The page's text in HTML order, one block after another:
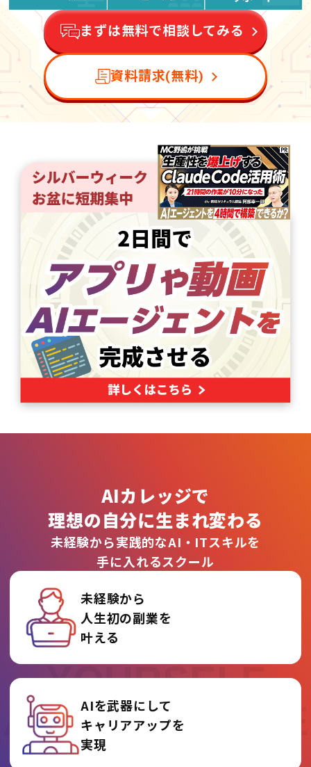
まずは無料で相談してみる
資料請求(無料)
REINVENT
YOURSELF
AT AI COLLEGE
AIカレッジで
理想の自分に生まれ変わる
未経験から実践的なAI・ITスキルを
手に入れるスクール
未経験から
人生初の副業を
叶える
AIを武器にして
キャリアアップを
実現